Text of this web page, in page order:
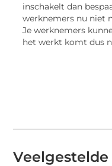
inschakelt dan
werknemers nu niet
Je werknemers
het werkt komt dus